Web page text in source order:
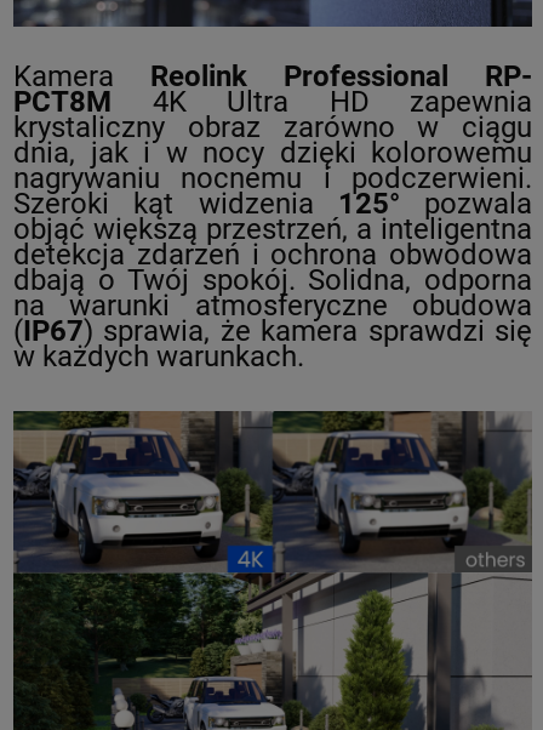
Kamera Reolink Professional RP-
PCT8M 4K Ultra HD zapewnia
krystaliczny obraz zarówno w ciągu
dnia, jak i w nocy dzięki kolorowemu
nagrywaniu nocnemu i podczerwieni.
Szeroki kąt widzenia 125° pozwala
objąć większą przestrzeń, a inteligentna
detekcja zdarzeń i ochrona obwodowa
dbają o Twój spokój. Solidna, odporna
na warunki atmosferyczne obudowa
(IP67) sprawia, że kamera sprawdzi się
w każdych warunkach.